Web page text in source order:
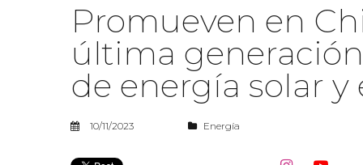
Promueven en
última
de energía solar y
10/11/2023 Energía